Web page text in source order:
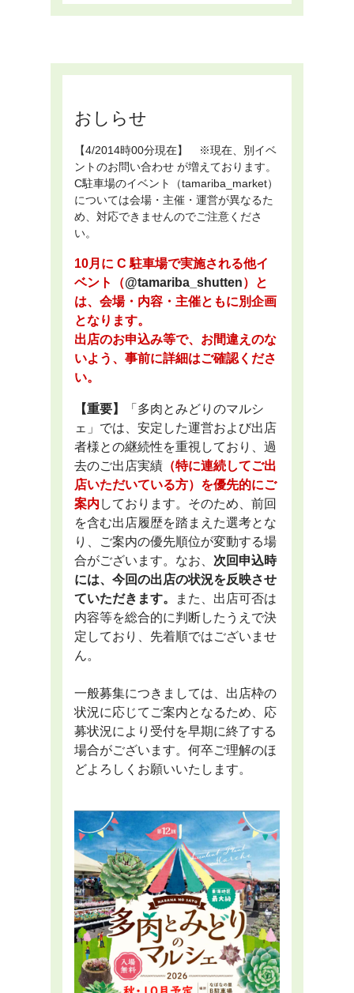
おしらせ
【4/2014時00分現在】 ※現在、別イベ
ントのお問い合わせ が増えております。
C駐車場のイベント（tamariba_market）
については会場・主催・運営が異なるた
め、対応できませんのでご注意くださ
い。
10月に C 駐車場で実施される他イ
ベント（@tamariba_shutten）と
は、会場・内容・主催ともに別企画
となります。
出店のお申込み等で、お間違えのな
いよう、事前に詳細はご確認くださ
い。
【重要】
「多肉とみどりのマルシ
ェ」では、安定した運営および出店
者様との継続性を重視しており、過
去のご出店実績 （特に連続してご出
店いただいている方）を優先的にご
案内 しております。そのため、前回
を含む出店履歴を踏まえた選考とな
り、ご案内の優先順位が変動する場
合がございます。なお、 次回申込時
には、今回の出店の状況を反映させ
ていただきます。
また、出店可否は
内容等を総合的に判断したうえで決
定しており、先着順ではございませ
ん。
一般募集につきましては、出店枠の
状況に応じてご案内となるため、応
募状況により受付を早期に終了する
場合がございます。何卒ご理解のほ
どよろしくお願いいたします。